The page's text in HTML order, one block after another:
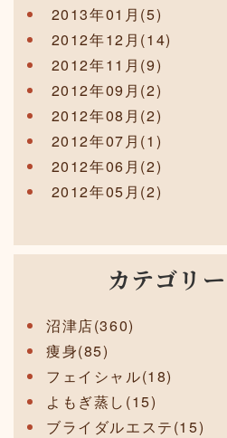
2013年01月(5)
2012年12月(14)
2012年11月(9)
2012年09月(2)
2012年08月(2)
2012年07月(1)
2012年06月(2)
2012年05月(2)
カテゴリ
沼津店(360)
痩身(85)
フェイシャル(18)
よもぎ蒸し(15)
ブライダルエステ(15)